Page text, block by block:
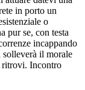
in porto un
o
pur se, con testa
incappando
il morale
ritrovi. Incontro